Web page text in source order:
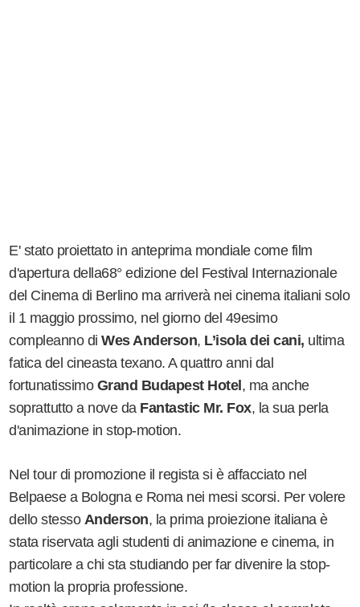
E' stato proiettato in anteprima mondiale come film
d'apertura della68° edizione del Festival Internazionale
del Cinema di Berlino ma arriverà nei cinema italiani solo
il 1 maggio prossimo, nel giorno del 49esimo
compleanno diWes Anderson, L’isola dei cani, ultima
fatica del cineasta texano. A quattro anni dal
fortunatissimo Grand Budapest Hotel , ma anche
soprattutto a nove da Fantastic Mr. Fox, la sua perla
d'animazione in stop-motion.
Nel tour di promozione il regista si è affacciato nel
Belpaese a Bologna e Roma nei mesi scorsi. Per volere
dello stesso Anderson, la prima proiezione italiana è
stata riservata agli studenti di animazione e cinema, in
particolare a chi sta studiando per far divenire la stop-
motion la propria professione.